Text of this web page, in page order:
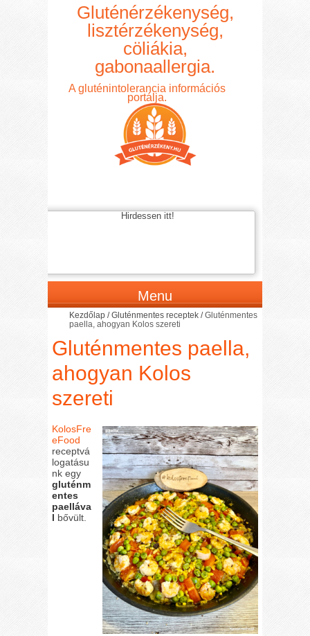
Gluténérzékenység,
lisztérzékenység,
cöliákia,
gabonaallergia.
A gluténintolerancia információs
portálja.
Hirdessen itt!
Menu
Kezdőlap /Gluténmentes receptek /Gluténmentes
paella, ahogyan Kolos szereti
Gluténmentes paella,
ahogyan Kolos
szereti
KolosFre
eFood
receptvá
logatásu
nk egy
gluténm
entes
paelláva
l bővült.